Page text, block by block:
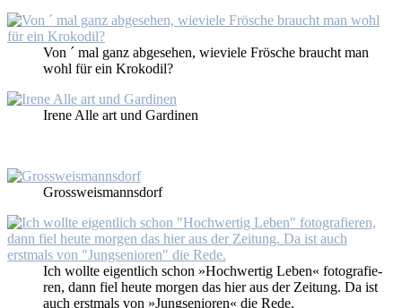
Von ´ mal ganz ab­ge­se­hen, wie­vie­le Frö­sche braucht man
wohl für ein Kro­ko­dil?
Ire­ne Al­le art und Gar­di­nen
Gross­weis­manns­dorf
Ich woll­te ei­gent­lich schon »Hoch­wer­tig Le­ben« fo­to­gra­fie­
ren, dann fiel heu­te mor­gen das hier aus der Zei­tung. Da ist
auch erst­mals von »Jung­se­nio­ren« die Re­de.